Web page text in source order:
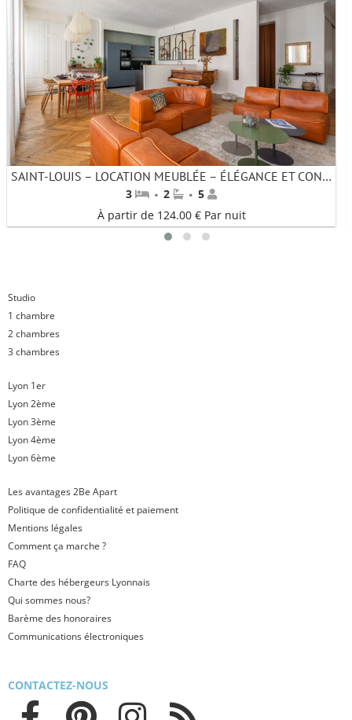
SAINT-LOUIS – LOCATION MEUBLÉE – ÉLÉGANCE ET CONFORT AU CŒUR DE LYON
3 · 2 · 5
À partir de 124.00 € Par nuit
1
2
Studio
1 chambre
2 chambres
3 chambres
Lyon 1er
Lyon 2ème
Lyon 3ème
Lyon 4ème
Lyon 6ème
Les avantages 2Be Apart
Politique de confidentialité et paiement
Mentions légales
Comment ça marche ?
FAQ
Charte des hébergeurs Lyonnais
Qui sommes nous?
Barème des honoraires
Communications électroniques
CONTACTEZ-NOUS